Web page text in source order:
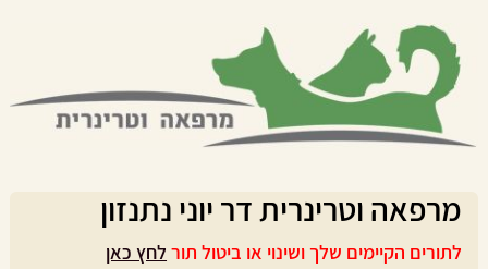
מרפאה וטרינרית דר יוני נתנזון
לתורים הקיימים שלך ושינוי או ביטול תור לחץ כאן